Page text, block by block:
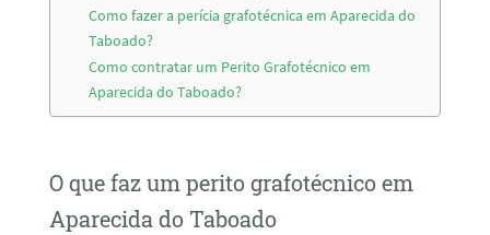
Como fazer a perícia grafotécnica em Aparecida do
Taboado?
Como contratar um Perito Grafotécnico em
Aparecida do Taboado?
O que faz um perito grafotécnico em
Aparecida do Taboado